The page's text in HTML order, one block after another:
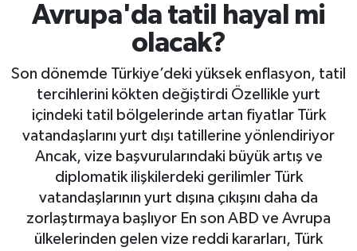
Avrupa'da tatil hayal mi
olacak?
Son dönemde Türkiye’deki yüksek enflasyon, tatil
tercihlerini kökten değiştirdi Özellikle yurt
içindeki tatil bölgelerinde artan fiyatlar Türk
vatandaşlarını yurt dışı tatillerine yönlendiriyor
Ancak, vize başvurularındaki büyük artış ve
diplomatik ilişkilerdeki gerilimler Türk
vatandaşlarının yurt dışına çıkışını daha da
zorlaştırmaya başlıyor En son ABD ve Avrupa
ülkelerinden gelen vize reddi kararları, Türk
Ekonomi
Güncel
Haberde İnsan
Kültür Sanat
Magazin
Tüm Manşetler
Haber Arşivi